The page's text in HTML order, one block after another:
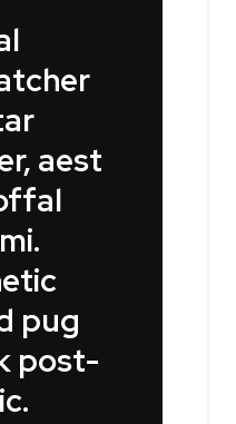
aest
pug
post-